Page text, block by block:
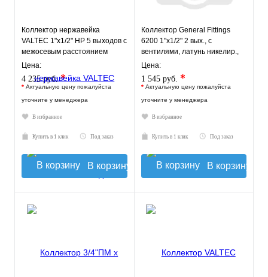
Коллектор нержавейка
VALTEC 1"х1/2" НР 5 выходов с
межосевым расстоянием
выходов 100мм
Цена:
4 235 руб.*
* Актуальную цену пожалуйста
уточните у менеджера
В избранное
Купить в 1 клик Под заказ
В корзину
Коллектор General Fittings
6200 1"х1/2" 2 вых., c
вентилями, латунь никелир.,
синий регулятор
Цена:
1 545 руб. *
* Актуальную цену пожалуйста
уточните у менеджера
В избранное
Купить в 1 клик Под заказ
В корзину